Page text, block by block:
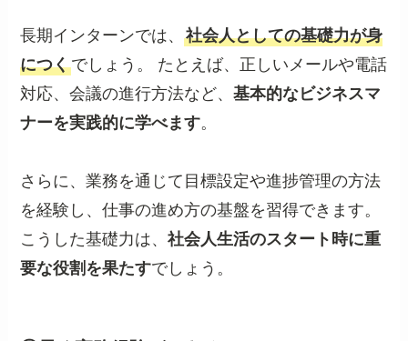
長期インターンでは、社会人としての基礎力が身
につくでしょう。 たとえば、正しいメールや電話
対応、会議の進行方法など、基本的なビジネスマ
ナーを実践的に学べます。
さらに、業務を通じて目標設定や進捗管理の方法
を経験し、仕事の進め方の基盤を習得できます。
こうした基礎力は、社会人生活のスタート時に重
要な役割を果たすでしょう。